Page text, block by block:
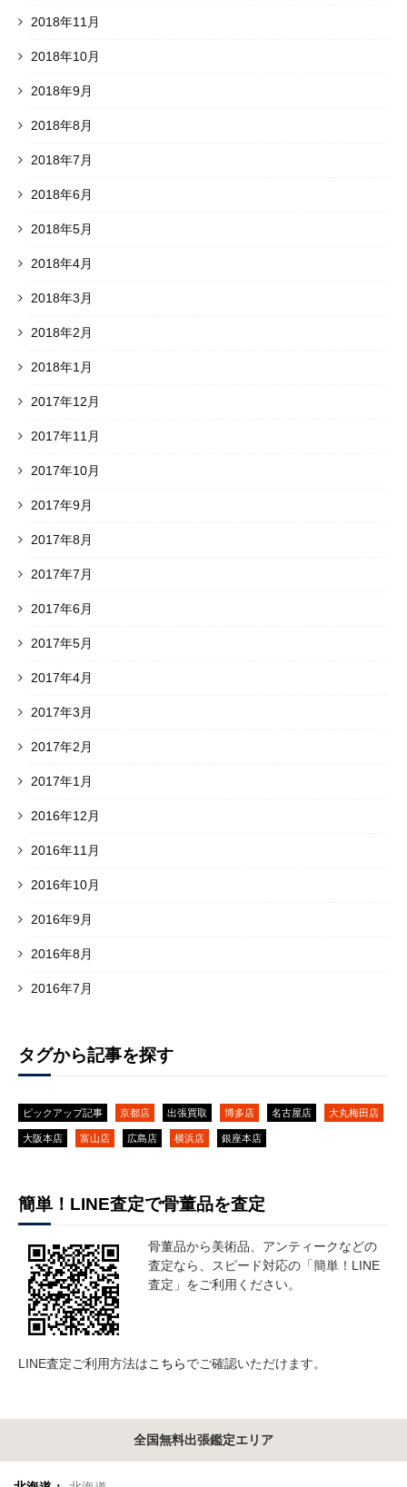
2018年11月
2018年10月
2018年9月
2018年8月
2018年7月
2018年6月
2018年5月
2018年4月
2018年3月
2018年2月
2018年1月
2017年12月
2017年11月
2017年10月
2017年9月
2017年8月
2017年7月
2017年6月
2017年5月
2017年4月
2017年3月
2017年2月
2017年1月
2016年12月
2016年11月
2016年10月
2016年9月
2016年8月
2016年7月
タグから記事を探す
ピックアップ記事 京都店 出張買取 博多店 名古屋店 大丸梅田店
大阪本店 富山店 広島店 横浜店 銀座本店
簡単！LINE査定で骨董品を査定
骨董品から美術品、アンティークなどの
査定なら、スピード対応の「簡単！LINE
査定」をご利用ください。
LINE査定ご利用方法はこちらでご確認いただけます。
全国無料出張鑑定エリア